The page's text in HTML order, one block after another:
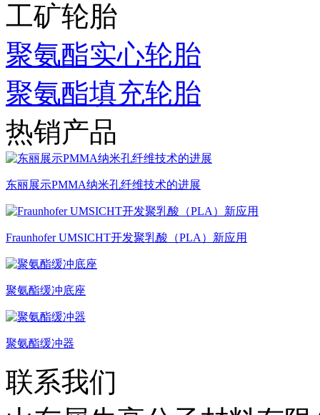
工矿轮胎
聚氨酯实心轮胎
聚氨酯填充轮胎
热销产品
东丽展示PMMA纳米孔纤维技术的进展
Fraunhofer UMSICHT开发聚乳酸（PLA）新应用
聚氨酯缓冲底座
聚氨酯缓冲器
联系我们